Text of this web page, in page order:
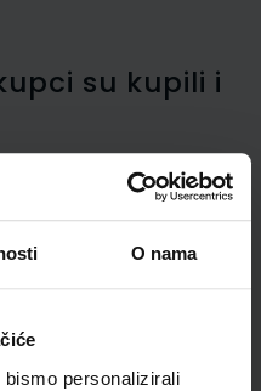
O nama
personalizirali
su kupili i